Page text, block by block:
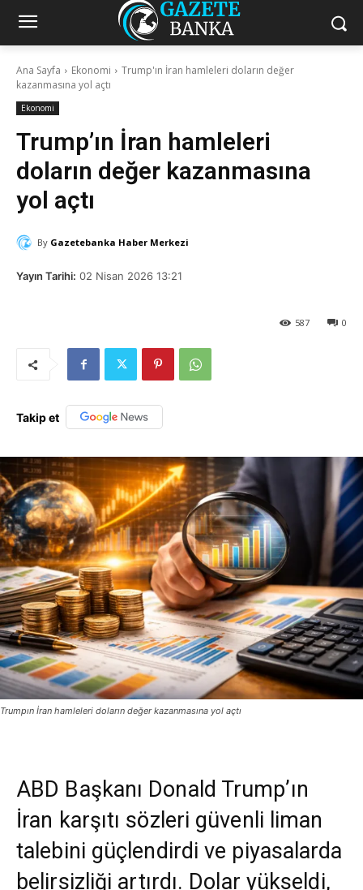
Ana Sayfa Ekonomi
Trump'ın İran hamleleri doların değer
kazanmasına yol açtı
Ekonomi
Trump’ın İran hamleleri
doların değer kazanmasına
yol açtı
By Gazetebanka Haber Merkezi
Yayın Tarihi: 02 Nisan 2026 13:21
0
587
Takip et
Trumpın İran hamleleri doların değer kazanmasına yol açtı
ABD Başkanı Donald Trump’ın
İran karşıtı sözleri güvenli liman
talebini güçlendirdi ve piyasalarda
belirsizliği artırdı. Dolar yükseldi,